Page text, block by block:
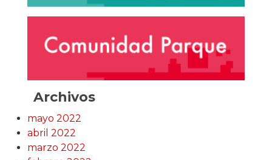
Archivos
mayo 2022
abril 2022
marzo 2022